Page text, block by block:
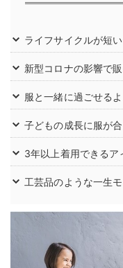
ライフサイクルが短
新型コロナの影響で
服と一緒に過ごせる
子どもの成長に服が
3年以上着用できるア
工芸品のような一生モ